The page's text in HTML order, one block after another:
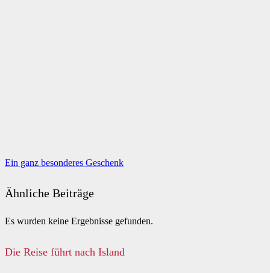
Ein ganz besonderes Geschenk
Ähnliche Beiträge
Es wurden keine Ergebnisse gefunden.
Die Reise führt nach Island